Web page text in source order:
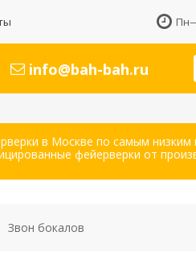
info@bah-bah.ru
в Москве по самым низким
фейерверки от
Звон бокалов